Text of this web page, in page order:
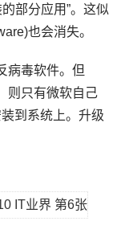
部分应用”。这似
也会消失。
病毒软件。但
则只有微软自己
到系统上。升级